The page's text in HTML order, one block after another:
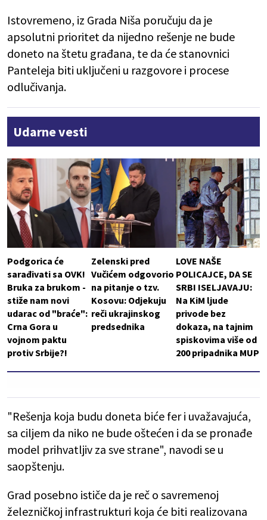
Istovremeno, iz Grada Niša poručuju da je
apsolutni prioritet da nijedno rešenje ne bude
doneto na štetu građana, te da će stanovnici
Panteleja biti uključeni u razgovore i procese
odlučivanja.
Udarne vesti
Podgorica će
sarađivati sa OVK!
Bruka za brukom -
stiže nam novi
udarac od "braće":
Crna Gora u
vojnom paktu
protiv Srbije?!
Zelenski pred
Vučićem odgovorio
na pitanje o tzv.
Kosovu: Odjekuju
reči ukrajinskog
predsednika
LOVE NAŠE
POLICAJCE, DA SE
SRBI ISELJAVAJU:
Na KiM ljude
privode bez
dokaza, na tajnim
spiskovima više od
200 pripadnika MUP
"Rešenja koja budu doneta biće fer i uvažavajuća,
sa ciljem da niko ne bude oštećen i da se pronađe
model prihvatljiv za sve strane", navodi se u
saopštenju.
Grad posebno ističe da je reč o savremenoj
železničkoj infrastrukturi koja će biti realizovana